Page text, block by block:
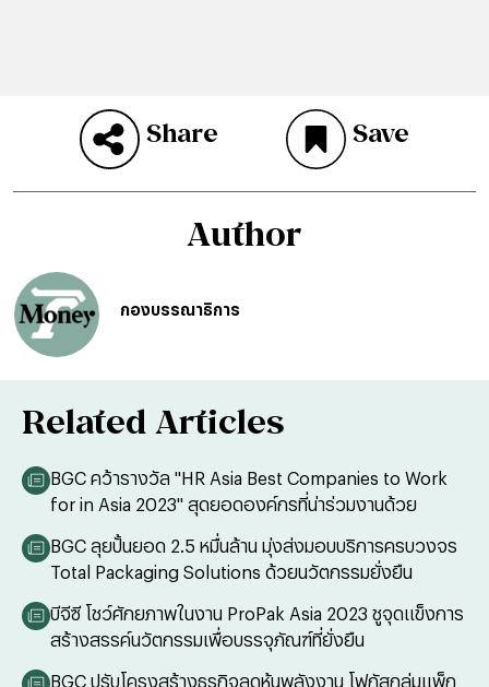
Share Save
Author
กองบรรณาธิการ
Related Articles
BGC คว้ารางวัล "HR Asia Best Companies to Work
for in Asia 2023" สุดยอดองค์กรที่น่าร่วมงานด้วย
BGC ลุยปั้นยอด 2.5 หมื่นล้าน มุ่งส่งมอบบริการครบวงจร
Total Packaging Solutions ด้วยนวัตกรรมยั่งยืน
บีจีซี โชว์ศักยภาพในงาน ProPak Asia 2023 ชูจุดแข็งการ
สร้างสรรค์นวัตกรรมเพื่อบรรจุภัณฑ์ที่ยั่งยืน
BGC ปรับโครงสร้างธุรกิจลดหุ้นพลังงาน โฟกัสกลุ่มแพ็ก